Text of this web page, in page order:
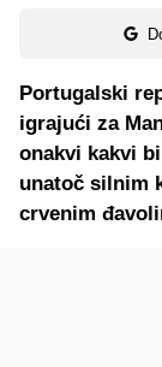
Portugalski
igrajući za
onakvi kakvi
unatoč silnim
crvenim